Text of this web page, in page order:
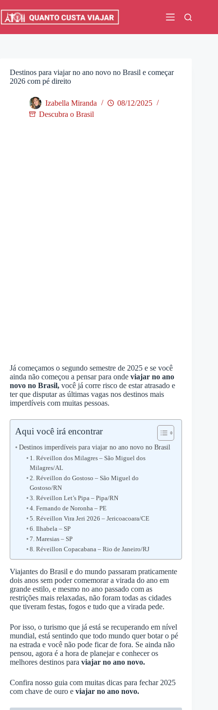
para
Destinos para viajar no ano novo no Brasil e começar
2026 com pé direito
Izabella Miranda
08/12/2025
Descubra o Brasil
Já começamos o segundo semestre de 2025 e se você
ainda não começou a pensar para onde viajar no ano
novo no Brasil, você já corre risco de estar atrasado e
ter que disputar as últimas vagas nos destinos mais
imperdíveis com muitas pessoas.
Aqui você irá encontrar
Destinos imperdíveis para viajar no ano novo no Brasil
1. Réveillon dos Milagres – São Miguel dos
Milagres/AL
2. Réveillon do Gostoso – São Miguel do
Gostoso/RN
3. Réveillon Let’s Pipa – Pipa/RN
4. Fernando de Noronha – PE
5. Réveillon Vira Jeri 2026 – Jericoacoara/CE
6. Ilhabela – SP
7. Maresias – SP
8. Réveillon Copacabana – Rio de Janeiro/RJ
Viajantes do Brasil e do mundo passaram praticamente
dois anos sem poder comemorar a virada do ano em
grande estilo, e mesmo no ano passado com as
restrições mais relaxadas, não foram todas as cidades
que tiveram festas, fogos e tudo que a virada pede.
Por isso, o turismo que já está se recuperando em nível
mundial, está sentindo que todo mundo quer botar o pé
na estrada e você não pode ficar de fora. Se ainda não
pensou, agora é a hora de planejar e conhecer os
melhores destinos para viajar no ano novo.
Confira nosso guia com muitas dicas para fechar 2025
com chave de ouro e viajar no ano novo.